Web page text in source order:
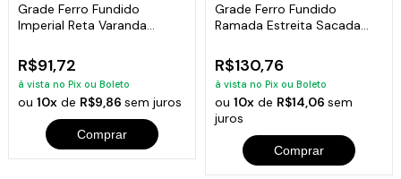
Grade Ferro Fundido
Imperial Reta Varanda
R$91,72
à vista no Pix ou Boleto
ou10x de R$9,86sem juros
Comprar
Grade Ferro Fundido
Ramada Estreita Sacada
R$130,76
à vista no Pix ou Boleto
ou 10xde R$14,06 sem
juros
Comprar